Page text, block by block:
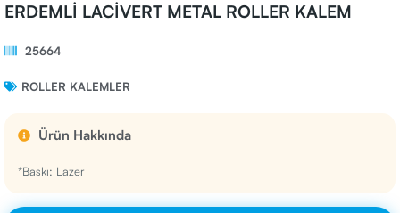
ERDEMLİ LACİVERT METAL ROLLER KALEM
25664
ROLLER KALEMLER
Ürün Hakkında
*Baskı: Lazer